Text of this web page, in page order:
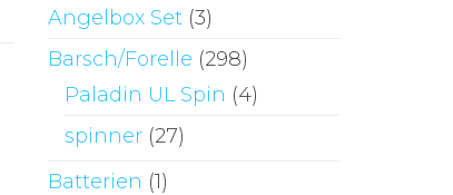
Angelbox Set (3)
Barsch/Forelle (298)
Paladin UL Spin (4)
spinner (27)
Batterien (1)